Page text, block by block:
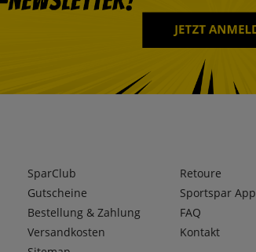
SparClub
Gutscheine
Bestellung & Zahlung
Versandkosten
Retoure
Sportspar App
FAQ
Kontakt